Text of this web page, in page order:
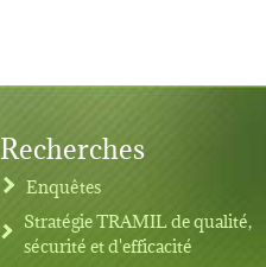
Recherches
Enquêtes
Stratégie TRAMIL de qualité,
sécurité et d'efficacité